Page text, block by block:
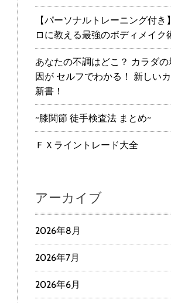
【パーソナルトレーニング付き
ロに教える最強のボディメイク
あなたの不調はどこ？ カラダ
因が セルフでわかる！ 新しい
新書！
~膝関節 徒手検査法 まとめ~
ＦＸライントレード大全
アーカイブ
2026年8月
2026年7月
2026年6月